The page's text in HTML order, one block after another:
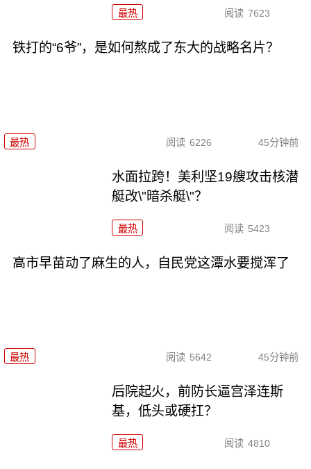
最热 阅读 7623
铁打的“6爷”，是如何熬成了东大的战略名片？
最热 阅读 6226 45分钟前
水面拉跨！美利坚19艘攻击核潜
艇改\"暗杀艇\"？
最热 阅读 5423
高市早苗动了麻生的人，自民党这潭水要搅浑了
最热 阅读 5642 45分钟前
后院起火，前防长逼宫泽连斯
基，低头或硬扛？
最热 阅读 4810